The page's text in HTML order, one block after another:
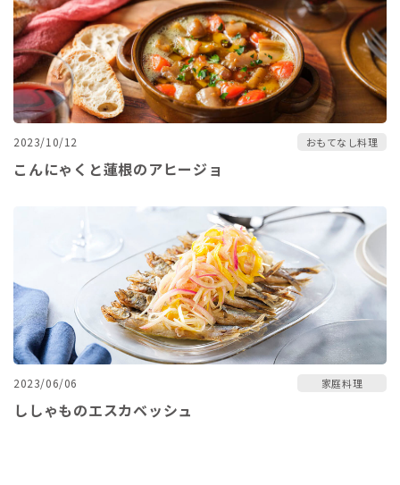
2023/10/12 おもてなし料理
こんにゃくと蓮根のアヒージョ
2023/06/06 家庭料理
ししゃものエスカベッシュ